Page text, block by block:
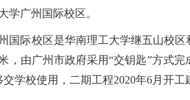
学广州国际校区。
际校区是华南理工大学继五山校区
，由广州市政府采用“交钥匙”方式
交学校使用，二期工程2020年6月开